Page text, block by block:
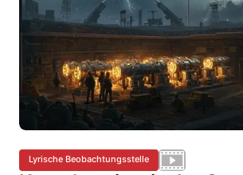
Lyrische Beobachtungsstelle